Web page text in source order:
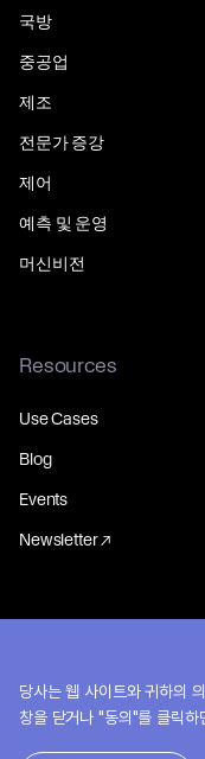
국방
중공업
제조
전문가 증강
제어
예측 및 운영
머신비전
Resources
Use Cases
Blog
Events
Newsletter
당사는 웹 사이트와 귀하의
창을 닫거나 "동의"를 클릭하